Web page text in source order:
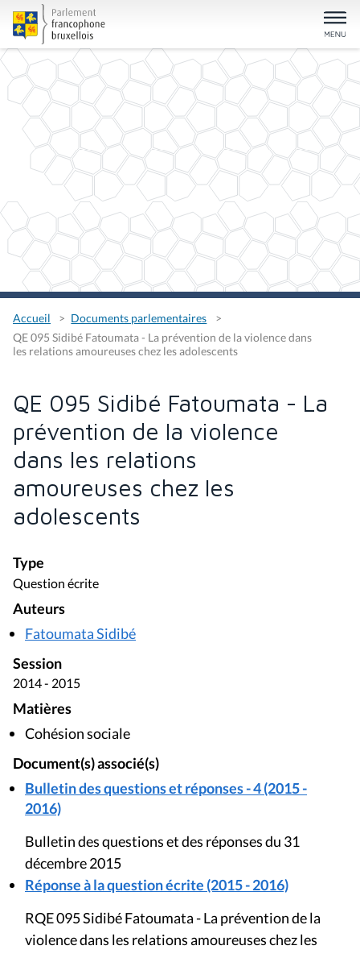
Accueil
Documents parlementaires
QE 095 Sidibé Fatoumata - La prévention de la violence dans
les relations amoureuses chez les adolescents
QE 095 Sidibé Fatoumata - La
prévention de la violence
dans les relations
amoureuses chez les
adolescents
Type
Question écrite
Auteurs
Fatoumata Sidibé
Session
2014 - 2015
Matières
Cohésion sociale
Document(s) associé(s)
Bulletin des questions et réponses - 4 (2015 -
2016)
Bulletin des questions et des réponses du 31
décembre 2015
Réponse à la question écrite (2015 - 2016)
RQE 095 Sidibé Fatoumata - La prévention de la
violence dans les relations amoureuses chez les